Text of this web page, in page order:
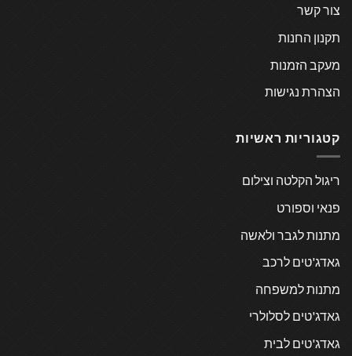
צור קשר
תקנון החנות
מעקב הזמנות
הצהרת נגישות
קטגוריות ראשיות
ריגול הקלטה וצילום
פנאי וספורט
מתנות לגבר ולאשה
גאדג'טים לרכב
מתנות למשפחה
גאדג'טים לסלולרי
גאדג'טים לבית